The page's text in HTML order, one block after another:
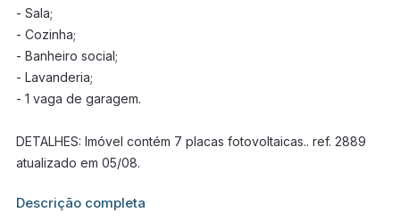
- Sala;
- Cozinha;
- Banheiro social;
- Lavanderia;
- 1 vaga de garagem.
DETALHES: Imóvel contém 7 placas fotovoltaicas.. ref. 2889
atualizado em 05/08.
Informações adicionais sobre este imóvel estarão disponíveis
Descrição completa